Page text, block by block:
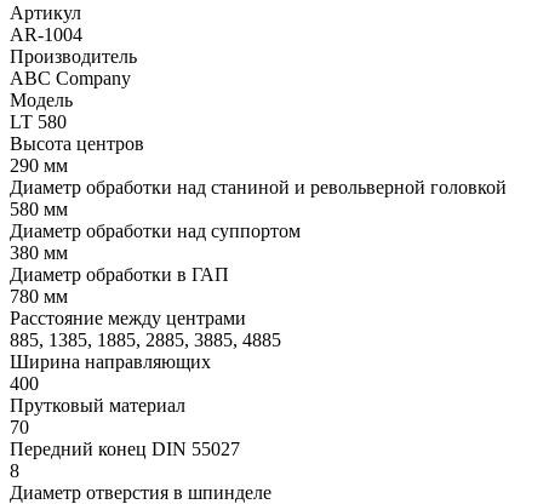
Артикул
AR-1004
Производитель
ABC Company
Модель
LT 580
Высота центров
290 мм
Диаметр обработки над станиной и револьверной головкой
580 мм
Диаметр обработки над суппортом
380 мм
Диаметр обработки в ГАП
780 мм
Расстояние между центрами
885, 1385, 1885, 2885, 3885, 4885
Ширина направляющих
400
Прутковый материал
70
Передний конец DIN 55027
8
Диаметр отверстия в шпинделе